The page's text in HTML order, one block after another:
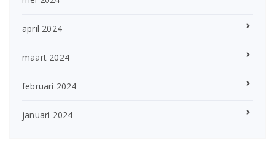
april 2024
maart 2024
februari 2024
januari 2024